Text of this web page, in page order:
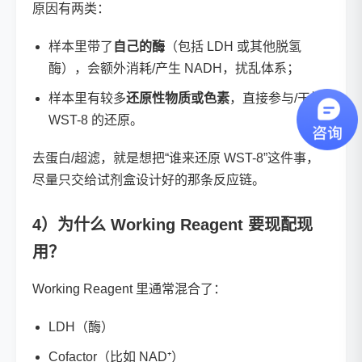
原因有两类：
样本里带了 自己的酶 （包括 LDH 或其他脱氢
酶），会额外消耗/产生 NADH，扰乱体系；
样本里有较多还原性物质或色素，直接参与/干扰
WST-8 的还原。
去蛋白/超滤，就是想把“谁来还原 WST-8”这件事，
尽量只交给试剂盒设计好的那条反应链。
4）为什么 Working Reagent 要现配现
用？
Working Reagent 里通常混合了：
LDH（酶）
Cofactor（比如 NAD⁺）